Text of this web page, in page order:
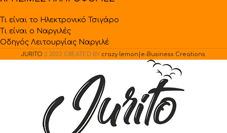
Τι είναι το Ηλεκτρονικό Τσιγάρο
Τι είναι ο Ναργιλές
Οδηγός Λειτουργίας Ναργιλέ
JURITO 2022 CREATED BY crazy lemon|e-Business Creations.